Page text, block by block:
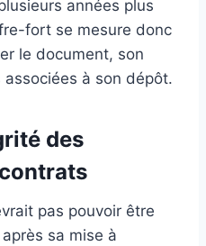
années plus
fort se mesure donc
le document, son
à son dépôt.
des
pas pouvoir être
sa mise à